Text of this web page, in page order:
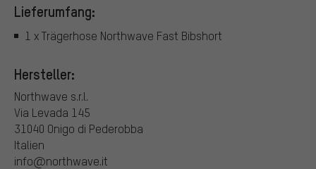
Lieferumfang:
1 x Trägerhose Northwave Fast Bibshort
Hersteller:
Northwave s.r.l.
Via Levada 145
31040 Onigo di Pederobba
Italien
info@northwave.it